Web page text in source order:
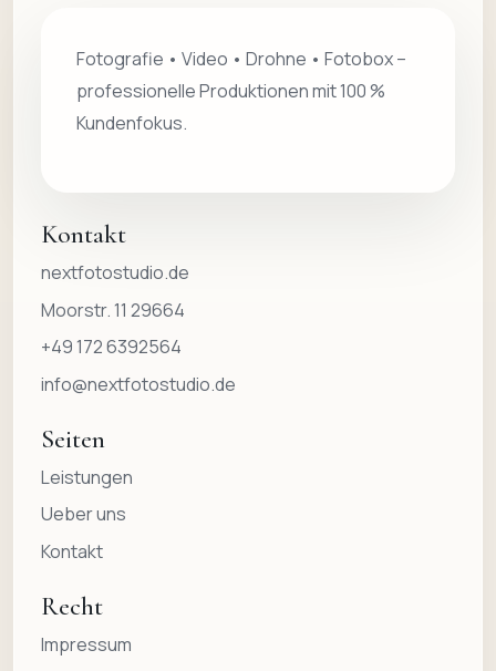
Fotografie • Video • Drohne • Fotobox –
professionelle Produktionen mit 100 %
Kundenfokus.
Kontakt
nextfotostudio.de
Moorstr. 11 29664
+49 172 6392564
info@nextfotostudio.de
Seiten
Leistungen
Ueber uns
Kontakt
Recht
Impressum